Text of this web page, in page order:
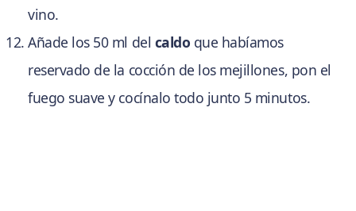
vino.
Añade los 50 ml del caldo que habíamos
reservado de la cocción de los mejillones, pon el
fuego suave y cocínalo todo junto 5 minutos.